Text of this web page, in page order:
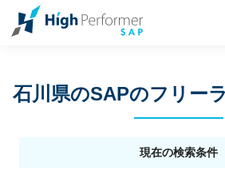
石川県のSAPのフリー
現在の検索条件